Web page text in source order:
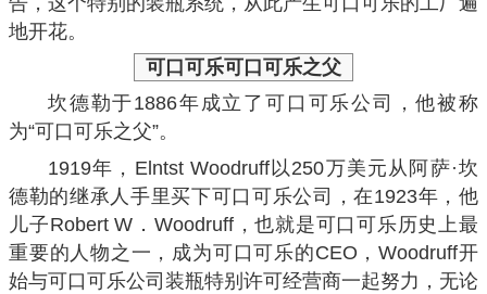
地开花。
可口可乐可口可乐之父
坎德勒于1886年成立了可口可乐公司，他被称
为“可口可乐之父”。
1919年，Elntst Woodruff以250万美元从阿萨·坎
德勒的继承人手里买下可口可乐公司，在1923年，他
儿子Robert W．Woodruff，也就是可口可乐历史上最
重要的人物之一，成为可口可乐的CEO，Woodruff开
始与可口可乐公司装瓶特别许可经营商一起努力，无论